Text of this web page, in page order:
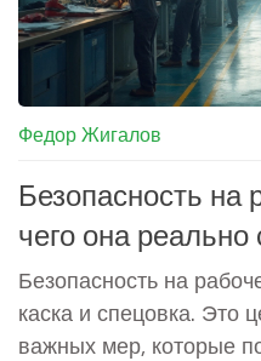
Федор Жигалов
Безопасность на
чего она реально
Безопасность на
каска и спецовка. Это
важных мер, которые